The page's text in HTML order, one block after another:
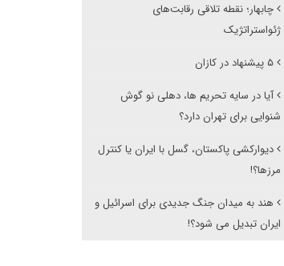
چابهار؛ نقطه تلاقی رقابت‌های
ژئواستراتژیک
۵ پیشنهاد در کازان
آیا در سایه تحریم ها، دهلی نو گوش
شنوایی برای تهران دارد؟
دیوارکشی پاکستان، گسل با ایران یا کنترل
مرزها؟!
هند به میدان جنگ جدیدی برای اسرائیل و
ایران تبدیل می شود؟!